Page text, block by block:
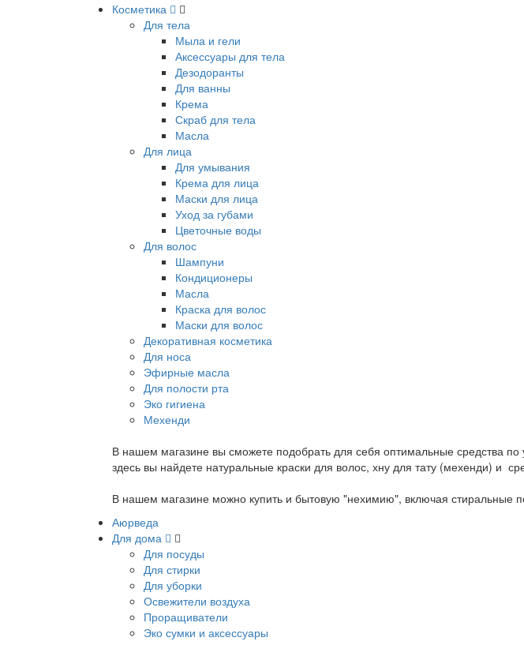
Косметика
Для тела
Мыла и гели
Аксессуары для тела
Дезодоранты
Для ванны
Крема
Скраб для тела
Масла
Для лица
Для умывания
Крема для лица
Маски для лица
Уход за губами
Цветочные воды
Для волос
Шампуни
Кондиционеры
Масла
Краска для волос
Маски для волос
Декоративная косметика
Для носа
Эфирные масла
Для полости рта
Эко гигиена
Мехенди
В нашем магазине вы сможете подобрать для себя оптимальные средства
здесь вы найдете натуральные краски для волос, хну для тату (мехенди) и
В нашем магазине можно купить и бытовую "нехимию", включая стиральные
Аюрведа
Для дома
Для посуды
Для стирки
Для уборки
Освежители воздуха
Проращиватели
Эко сумки и аксессуары